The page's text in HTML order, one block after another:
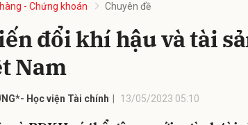
- Chứng khoán Chuyên đề
đổi khí hậu và tài
Nam
Học viện Tài chính 13/05/2023 05:10